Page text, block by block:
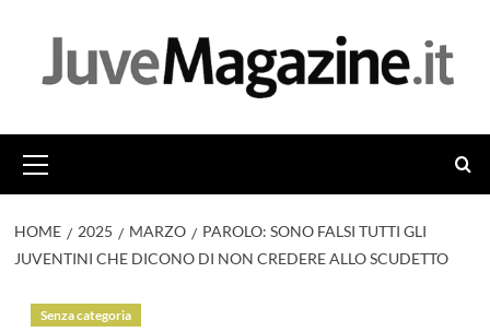
principale
HOME 2025 MARZO
PAROLO: SONO FALSI TUTTI GLI
JUVENTINI CHE DICONO DI NON CREDERE ALLO SCUDETTO
Senza categoria